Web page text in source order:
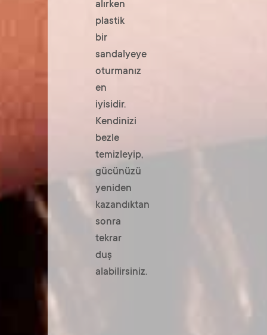
alırken
plastik
bir
sandalyeye
oturmanız
en
iyisidir.
Kendinizi
bezle
temizleyip,
gücünüzü
yeniden
kazandıktan
sonra
tekrar
duş
alabilirsiniz.